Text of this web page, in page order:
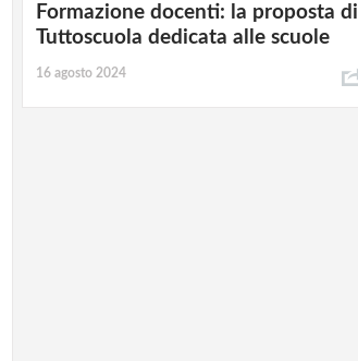
Formazione docenti: la proposta di
Tuttoscuola dedicata alle scuole
16 agosto 2024